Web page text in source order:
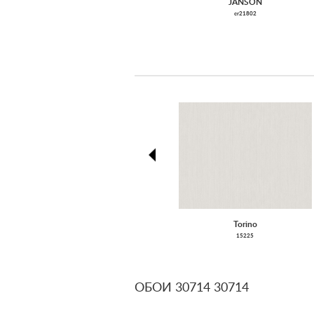
JANSON
cr21802
Torino
15225
ОБОИ 30714 30714